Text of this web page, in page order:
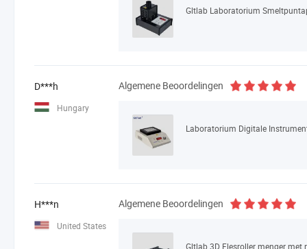
Gltlab Laboratorium
D***h
Hungary
Algemene Beoordelingen
H***n
United States
Algemene Beoordelingen
Gltlab 3D Flesroller menger met